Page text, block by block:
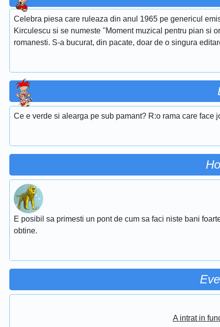
Celebra piesa care ruleaza din anul 1965 pe genericul
Kirculescu si se numeste ''Moment muzical pentru pian si
romanesti. S-a bucurat, din pacate, doar de o singura
Ce e verde si alearga pe sub pamant? R:o rama care face
E posibil sa primesti un pont de cum sa faci niste bani
obtine.
A intrat in